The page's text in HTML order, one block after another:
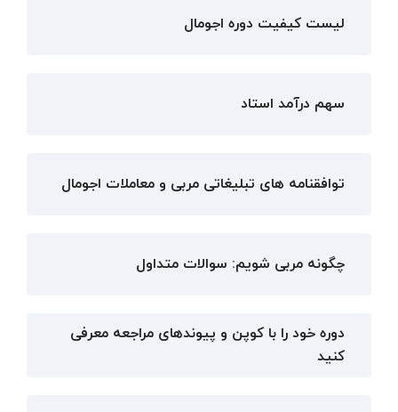
لیست کیفیت دوره اجومال
سهم درآمد استاد
توافقنامه های تبلیغاتی مربی و معاملات اجومال
چگونه مربی شویم: سوالات متداول
دوره خود را با کوپن و پیوندهای مراجعه معرفی
کنید